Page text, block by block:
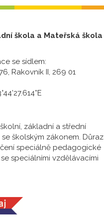
škola a Mateřská škola
se sídlem:
Rakovník II, 269 01
základní a střední
školským zákonem. Důraz
speciálně pedagogické
speciálními vzdělávacími